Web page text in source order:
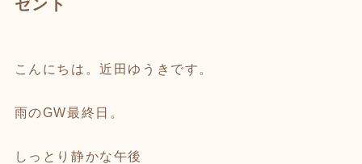
ゼント
こんにちは。近田ゆうきです。
雨のGW最終日。
しっとり静かな午後